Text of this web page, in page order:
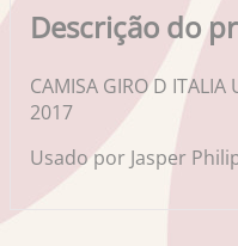
Descrição do
CAMISA GIRO D ITALIA
2017
Usado por Jasper